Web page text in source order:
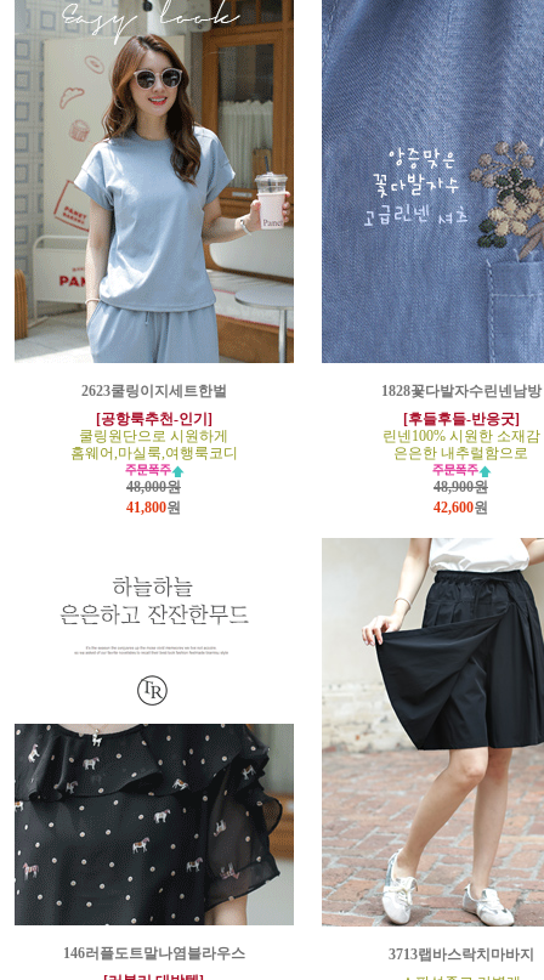
2623쿨링이지세트한벌
[공항룩추천-인기]
쿨링원단으로 시원하게
홈웨어,마실룩,여행룩코디
48,000원
41,800원
1828꽃다발자수린넨남방
[후들후들-반응굿]
린넨100% 시원한 소재감
은은한 내추럴함으로
48,900원
42,600원
146러플도트말나염블라우스
3713랩바스락치마바지